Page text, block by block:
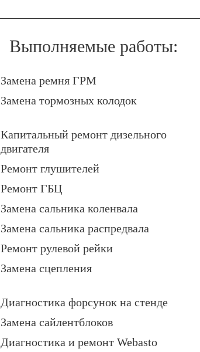
Выполняемые работы:
Замена ремня ГРМ
Замена тормозных колодок
Капитальный ремонт дизельного
двигателя
Ремонт глушителей
Ремонт ГБЦ
Замена сальника коленвала
Замена сальника распредвала
Ремонт рулевой рейки
Замена сцепления
Диагностика форсунок на стенде
Замена сайлентблоков
Диагностика и ремонт Webasto